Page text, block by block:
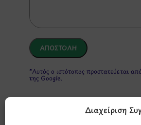
Διαχείριση
*Αυτός ο ιστότοπος προστατεύεται
της Google.